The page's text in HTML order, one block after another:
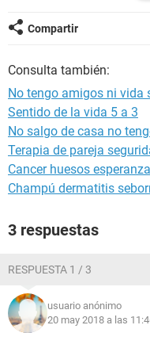
con mi vida pero me es
timido para sociabilizar,
Compartir
Consulta también:
No tengo amigos ni vida
Sentido de la vida 5 a 3
No salgo de casa no
Terapia de pareja
Cancer huesos
Champú dermatitis
3 respuestas
RESPUESTA 1 / 3
usuario anónimo
20 may 2018 a las